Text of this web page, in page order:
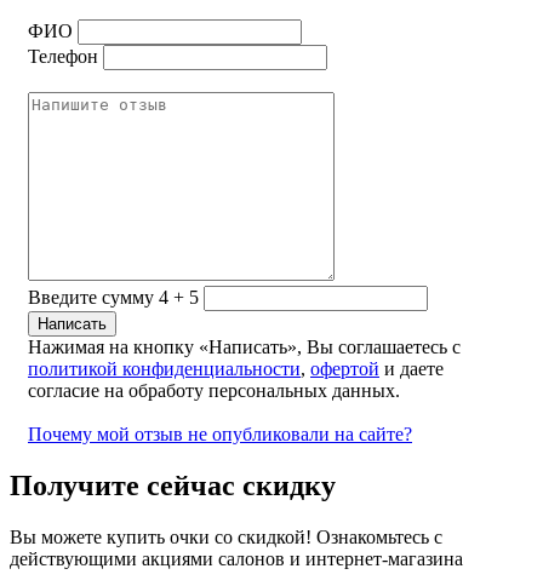
ФИО
Телефон
Введите сумму 4 + 5
Нажимая на кнопку «Написать», Вы соглашаетесь с
политикой конфиденциальности, офертой и даете
согласие на обработу персональных данных.
Почему мой отзыв не опубликовали на сайте?
Получите сейчас скидку
Вы можете купить очки со скидкой! Ознакомьтесь с
действующими акциями салонов и интернет-магазина